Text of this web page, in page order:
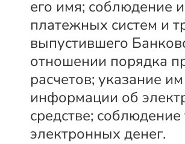
его имя; соблюдение
платежных систем и
выпустившего
отношении порядка
расчетов; указание
информации об
средстве;
электронных денег.